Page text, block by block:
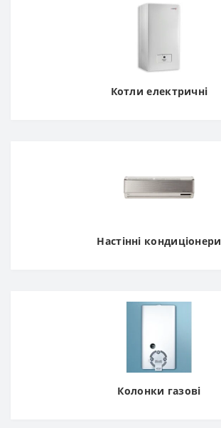
Котли електричні
Настінні кондиціонери
Колонки газові